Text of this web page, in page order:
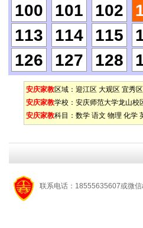
100
101 102
113
114 115
126
127 128
安庆家教区域： 迎江区 大观区 宜秀区
安庆家教学校： 安庆师范大学龙山校
安庆家教科目： 数学 语文 物理 化学
联系电话：18555635607或微